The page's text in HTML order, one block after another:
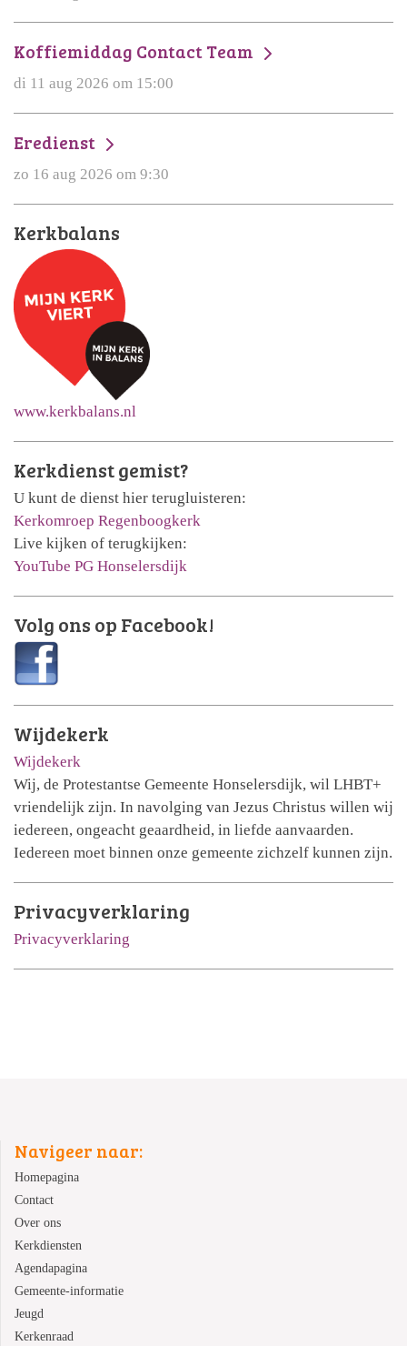
Koffiemiddag Contact Team
di 11 aug 2026 om 15:00
Eredienst
zo 16 aug 2026 om 9:30
Kerkbalans
www.kerkbalans.nl
Kerkdienst gemist?
U kunt de dienst hier terugluisteren:
Kerkomroep Regenboogkerk
Live kijken of terugkijken:
YouTube PG Honselersdijk
Volg ons op Facebook!
Wijdekerk
Wijdekerk
Wij, de Protestantse Gemeente Honselersdijk, wil LHBT+
vriendelijk zijn. In navolging van Jezus Christus willen wij
iedereen, ongeacht geaardheid, in liefde aanvaarden.
Iedereen moet binnen onze gemeente zichzelf kunnen zijn.
Privacyverklaring
Privacyverklaring
Navigeer naar:
Homepagina
Contact
Over ons
Kerkdiensten
Agendapagina
Gemeente-informatie
Jeugd
Kerkenraad